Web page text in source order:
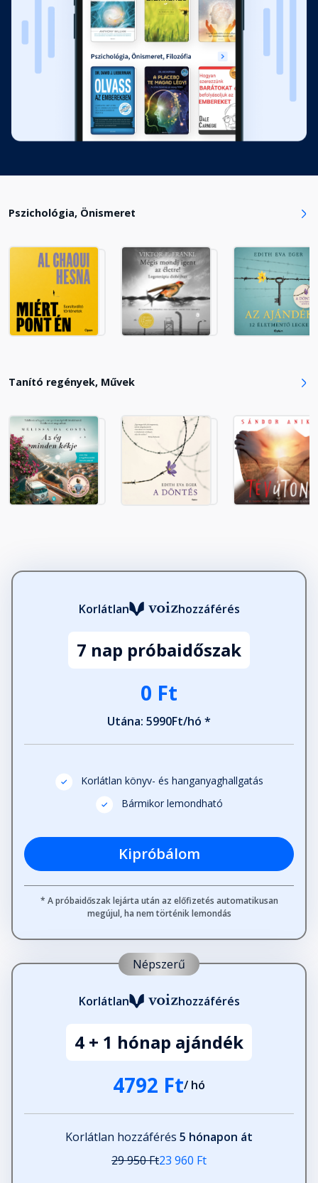
Fejezet hossza: 00:23:18
Fejezet hossza: 00:18:17
17.
Fejezet hossza: 00:19:39
18.
Fejezet hossza: 00:15:34
Fejezet hossza: 00:25:09
Pszichológia, Önismeret
Tanító regények, Művek
Korlátlan hozzáférés
7 nap próbaidőszak
0 Ft
Utána: 5990Ft/hó *
Korlátlan könyv- és hanganyaghallgatás
Bármikor lemondható
Kipróbálom
* A próbaidőszak lejárta után az előfizetés automatikusan
megújul, ha nem történik lemondás
Népszerű
Korlátlan hozzáférés
4 + 1 hónap ajándék
4792 Ft/ hó
Korlátlan hozzáférés 5 hónapon át
29 950 Ft23 960 Ft